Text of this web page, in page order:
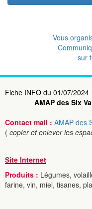
Vous
sur
Fiche INFO du 01/07/2024
AMAP des Six
Contact mail : AMAP des
( copier et enlever les
Site Internet
Produits : Légumes,
farine, vin, miel, tisanes,